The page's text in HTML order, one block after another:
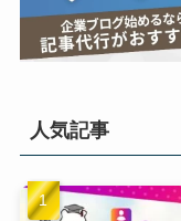
人気記事